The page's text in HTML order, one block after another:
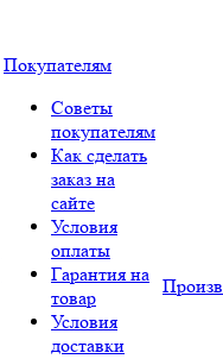
Покупателям
Советы
покупателям
Как сделать
заказ на
сайте
Условия
оплаты
Гарантия на
товар
Условия
доставки